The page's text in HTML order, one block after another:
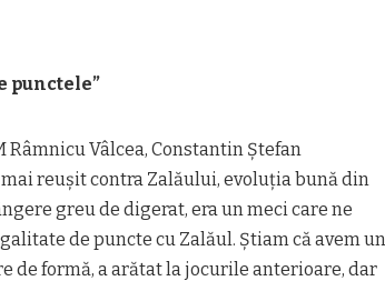
punctele”
Vâlcea, Constantin Ștefan
reușit contra Zalăului, evoluția bună din
greu de digerat, era un meci care ne
de puncte cu Zalăul. Știam că avem un
de formă, a arătat la jocurile anterioare, dar